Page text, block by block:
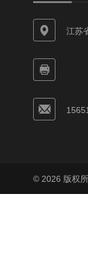
江苏
© 2026 版权